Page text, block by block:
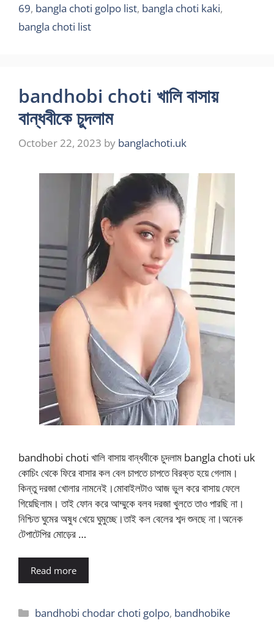
69, bangla choti golpo list, bangla choti kaki,
bangla choti list
bandhobi choti খালি বাসায়
বান্ধবীকে চুদলাম
October 22, 2023 by banglachoti.uk
bandhobi choti খালি বাসায় বান্ধবীকে চুদলাম bangla choti uk
কোচিং থেকে ফিরে বাসার কল বেল চাপতে চাপতে বিরক্ত হয়ে গেলাম।
কিন্তু দরজা খোলার নামনেই।মোবাইলটাও আজ ভুল করে বাসায় ফেলে
গিয়েছিলাম। তাই ফোন করে আম্মুকে বলব দরজা খুলতে তাও পারছি না।
নিশ্চিত ঘুমের অষুধ খেয়ে ঘুমুচ্ছে।তাই কল বেলের শব্দ শুনছে না।অনেক
টেপাটেপির মোড়ের …
Read more
Categories
bandhobi chodar choti golpo, bandhobike